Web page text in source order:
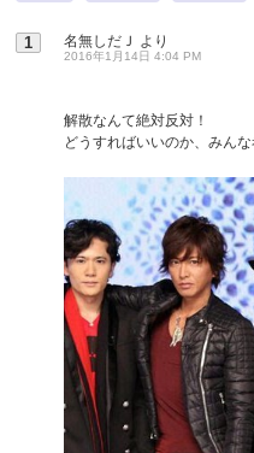
1 名無しだＪ より
2016年1月14日 4:04 PM
解散なんて絶対反対！
どうすればいいのか、みんな